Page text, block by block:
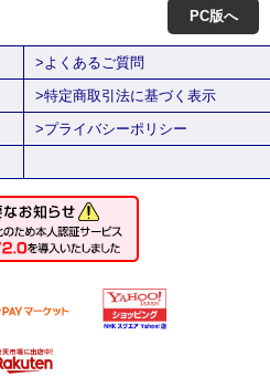
PC版へ
>よくあるご質問
>特定商取引法に基づく表示
>プライバシーポリシー